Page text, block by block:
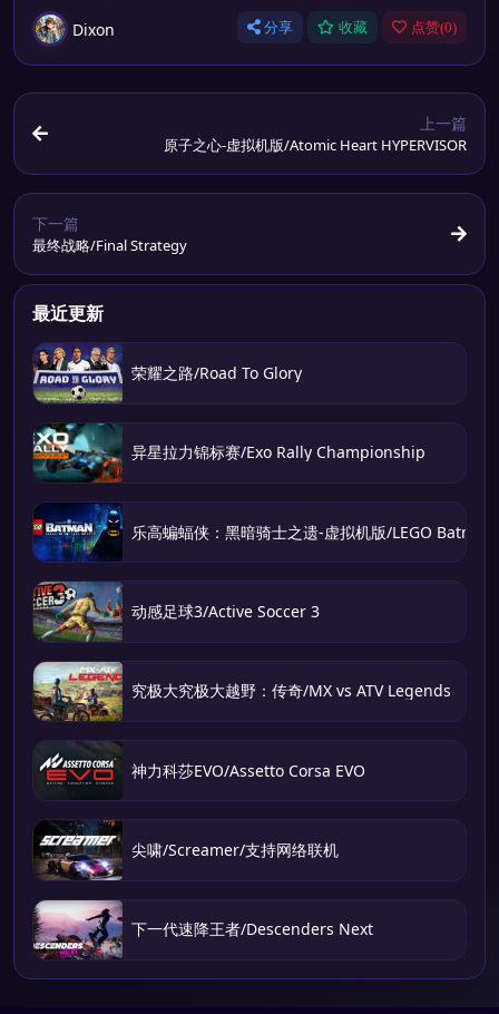
Dixon 分享 收藏 点赞(0)
上一篇
原子之心-虚拟机版/Atomic Heart HYPERVISOR
下一篇
最终战略/Final Strategy
最近更新
荣耀之路/Road To Glory
异星拉力锦标赛/Exo Rally Championship
乐高蝙蝠侠：黑暗骑士之遗-虚拟机版/LEGO
动感足球3/Active Soccer 3
究极大究极大越野：传奇/MX vs ATV Legends
神力科莎EVO/Assetto Corsa EVO
尖啸/Screamer/支持网络联机
下一代速降王者/Descenders Next